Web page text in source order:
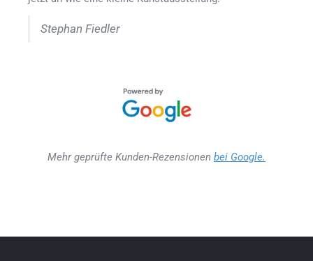
Stephan Fiedler
Mehr geprüfte Kunden-Rezensionen bei Google.